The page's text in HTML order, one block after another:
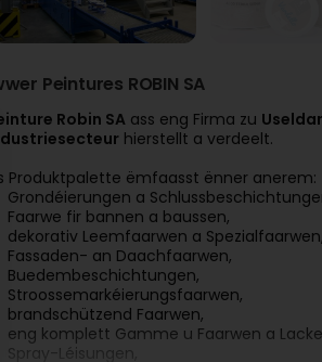
Peintures ROBIN SA
Robin SA ass eng Firma zu
hierstellt a verdeelt.
Produktpalette ëmfaasst ënner anerem:
Grondéierungen a
Faarwe fir bannen a baussen,
dekorativ Leemfaarwen a Spezialfaarwen,
Fassaden- an Daachfaarwen,
Buedembeschichtungen,
Stroossemarkéierungsfaarwen,
brandschützend Faarwen,
eng komplett Gamme u Faarwen a
Spray-Léisungen,